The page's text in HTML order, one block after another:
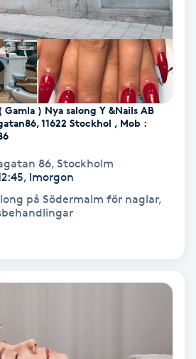
Gamla ) Nya salong Y &Nails AB
11622 Stockhol , Mob :
86, Stockholm
Imorgon
på Södermalm för naglar,